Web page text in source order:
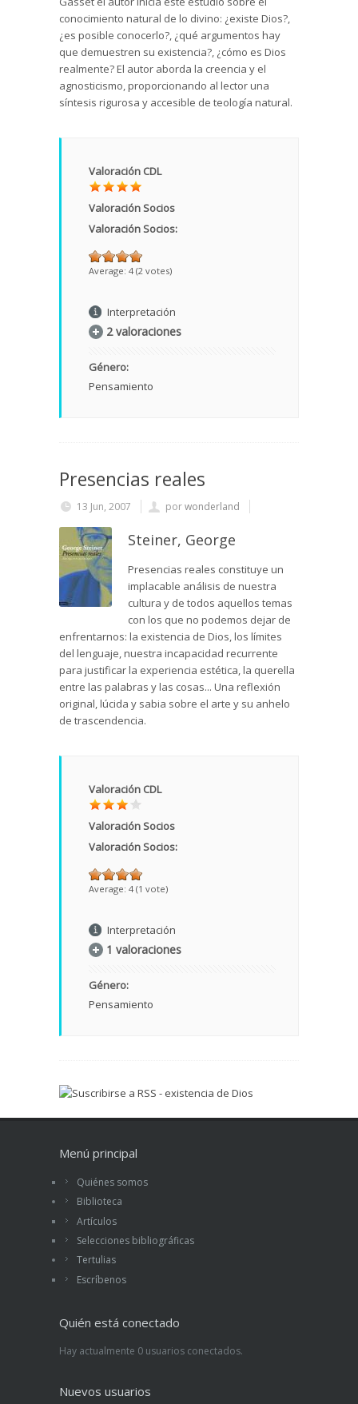
conocimiento natural de lo divino: ¿existe Dios?,
¿es posible conocerlo?, ¿qué argumentos hay
que demuestren su existencia?, ¿cómo es Dios
realmente? El autor aborda la creencia y el
agnosticismo, proporcionando al lector una
síntesis rigurosa y accesible de teología natural.
Valoración CDL
Valoración Socios
Valoración Socios:
Average: 4 (2 votes)
Interpretación
2 valoraciones
Género:
Pensamiento
Presencias reales
13 Jun, 2007 porwonderland
Steiner, George
Presencias reales constituye un
implacable análisis de nuestra
cultura y de todos aquellos temas
con los que no podemos dejar de
enfrentarnos: la existencia de Dios, los límites
del lenguaje, nuestra incapacidad recurrente
para justificar la experiencia estética, la querella
entre las palabras y las cosas... Una reflexión
original, lúcida y sabia sobre el arte y su anhelo
de trascendencia.
Valoración CDL
Valoración Socios
Valoración Socios:
Average: 4 (1 vote)
Interpretación
1 valoraciones
Género:
Pensamiento
Menú principal
Quiénes somos
Biblioteca
Artículos
Selecciones bibliográficas
Tertulias
Escríbenos
Quién está conectado
Hay actualmente 0 usuarios conectados.
Nuevos usuarios